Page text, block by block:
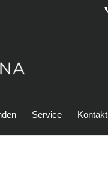
Service Kontakt